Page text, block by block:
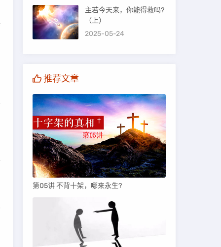
主若今天来，你能得救吗?
（上）
2025-05-24
推荐文章
第05讲 不背十架，哪来永生?